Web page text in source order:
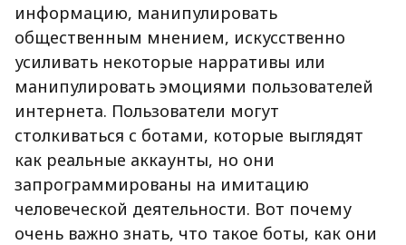
информацию, манипулировать
общественным мнением, искусственно
усиливать некоторые нарративы или
манипулировать эмоциями пользователей
интернета. Пользователи могут
столкиваться с ботами, которые выглядят
как реальные аккаунты, но они
запрограммированы на имитацию
человеческой деятельности. Вот почему
очень важно знать, что такое боты, как они